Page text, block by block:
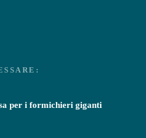
per i formichieri giganti